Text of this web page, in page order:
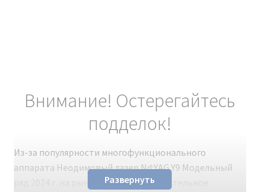
Внимание! Остерегайтесь
подделок!
Из-за популярности многофункционального
аппарата Неодимовый лазер Nd:YAG Y9 Модельный
ряд 2024 г. на рынке появилось значительное
Развернуть